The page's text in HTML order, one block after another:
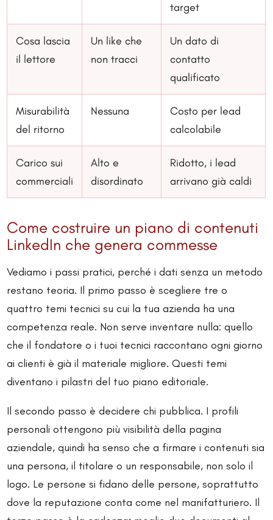
target
Cosa lascia
il lettore
Un like che
non tracci
Un dato di
contatto
qualificato
Misurabilità
del ritorno
Nessuna
Costo per lead
calcolabile
Carico sui
commerciali
Alto e
disordinato
Ridotto, i lead
arrivano già caldi
Come costruire un piano di contenuti
LinkedIn che genera commesse
Vediamo i passi pratici, perché i dati senza un metodo
restano teoria. Il primo passo è scegliere tre o
quattro temi tecnici su cui la tua azienda ha una
competenza reale. Non serve inventare nulla: quello
che il fondatore o i tuoi tecnici raccontano ogni giorno
ai clienti è già il materiale migliore. Questi temi
diventano i pilastri del tuo piano editoriale.
Il secondo passo è decidere chi pubblica. I profili
personali ottengono più visibilità della pagina
aziendale, quindi ha senso che a firmare i contenuti sia
una persona, il titolare o un responsabile, non solo il
logo. Le persone si fidano delle persone, soprattutto
dove la reputazione conta come nel manifatturiero. Il